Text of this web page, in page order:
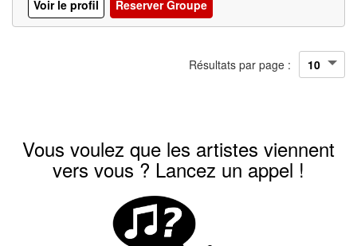
Voir le profil Reserver Groupe
Résultats par page :
Vous voulez que les artistes viennent
vers vous ? Lancez un appel !